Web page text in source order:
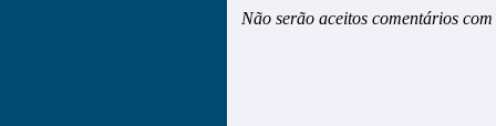
Não serão aceitos comentários